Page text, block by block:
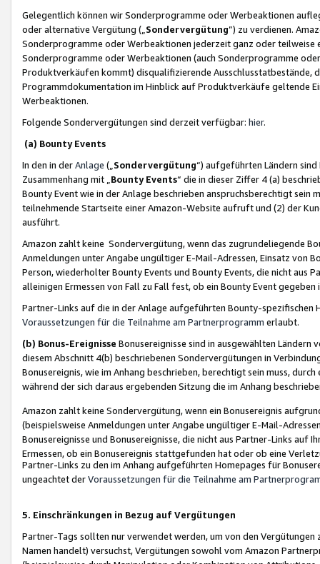
Gelegentlich können wir Sonderprogramme oder Werbeaktionen
oder alternative Vergütung („ Sondervergütung”) zu verdienen.
Sonderprogramme oder Werbeaktionen jederzeit ganz oder
Sonderprogramme oder Werbeaktionen (auch Sonderprogramme
Produktverkäufen kommt) disqualifizierende Ausschlusstatbestände,
Programmdokumentation im Hinblick auf Produktverkäufe geltende
Werbeaktionen.
Folgende Sondervergütungen sind derzeit verfügbar: hier.
(a) Bounty Events
In den in derAnlage („ Sondervergütung“) aufgeführten Ländern
Zusammenhang mit „ Bounty Events“ die in dieser Ziffer 4 (a)
Bounty Event wie in der Anlage beschrieben anspruchsberechtigt sein
teilnehmende Startseite einer Amazon-Website aufruft und (2) der
ausführt.
Amazon zahlt keine Sondervergütung, wenn das zugrundeliegende
Anmeldungen unter Angabe ungültiger E-Mail-Adressen, Einsatz von
Person, wiederholter Bounty Events und Bounty Events, die nicht
alleinigen Ermessen von Fall zu Fall fest, ob ein Bounty Event
Partner-Links auf die in der Anlage aufgeführten Bounty-spezifischen
Voraussetzungen für die Teilnahme am Partnerprogramm erlaubt.
(b) Bonus-Ereignisse Bonusereignisse sind in ausgewählten Ländern
diesem Abschnitt 4(b) beschriebenen Sondervergütungen in
Bonusereignis, wie im Anhang beschrieben, berechtigt sein muss,
während der sich daraus ergebenden Sitzung die im Anhang
Amazon zahlt keine Sondervergütung, wenn ein Bonusereignis
(beispielsweise Anmeldungen unter Angabe ungültiger E-Mail-
Bonusereignisse und Bonusereignisse, die nicht aus Partner-Links auf
Ermessen, ob ein Bonusereignis stattgefunden hat oder ob eine
Partner-Links zu den im Anhang aufgeführten Homepages für
ungeachtet derVoraussetzungen für die Teilnahme am
5. Einschränkungen in Bezug auf Vergütungen
Partner-Tags sollten nur verwendet werden, um von den
Namen handelt) versuchst, Vergütungen sowohl vom Amazon